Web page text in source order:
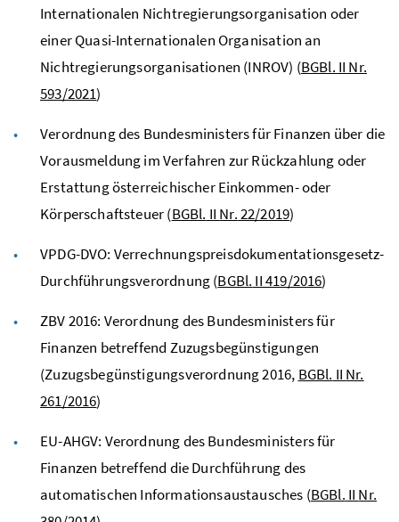
Internationalen Nichtregierungsorganisation oder
einer Quasi-Internationalen Organisation an
Nichtregierungsorganisationen (INROV) (BGBl. II Nr.
593/2021)
Verordnung des Bundesministers für Finanzen über die
Vorausmeldung im Verfahren zur Rückzahlung oder
Erstattung österreichischer Einkommen- oder
Körperschaftsteuer(BGBl. II Nr.22/2019)
VPDG-DVO: Verrechnungspreisdokumentationsgesetz-
Durchführungsverordnung (BGBl. II 419/2016)
ZBV2016: Verordnung des Bundesministers für
Finanzen betreffend Zuzugsbegünstigungen
(Zuzugsbegünstigungsverordnung 2016, BGBl. II Nr.
261/2016)
EU-AHGV: Verordnung des Bundesministers für
Finanzen betreffend die Durchführung des
automatischen Informationsaustausches (BGBl. II Nr.